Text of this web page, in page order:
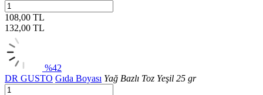
108,00 TL
132,00 TL
%42
DR GUSTO Gıda Boyası Yağ Bazlı Toz Yeşil 25 gr